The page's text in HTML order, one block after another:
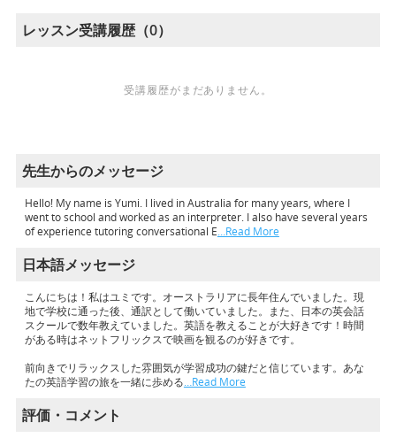
レッスン受講履歴（0）
受講履歴がまだありません。
先生からのメッセージ
Hello! My name is Yumi. I lived in Australia for many years, where I
went to school and worked as an interpreter. I also have several years
of experience tutoring conversational E…Read More
日本語メッセージ
こんにちは！私はユミです。オーストラリアに長年住んでいました。現
地で学校に通った後、通訳として働いていました。また、日本の英会話
スクールで数年教えていました。英語を教えることが大好きです！時間
がある時はネットフリックスで映画を観るのが好きです。
前向きでリラックスした雰囲気が学習成功の鍵だと信じています。あな
たの英語学習の旅を一緒に歩める…Read More
評価・コメント